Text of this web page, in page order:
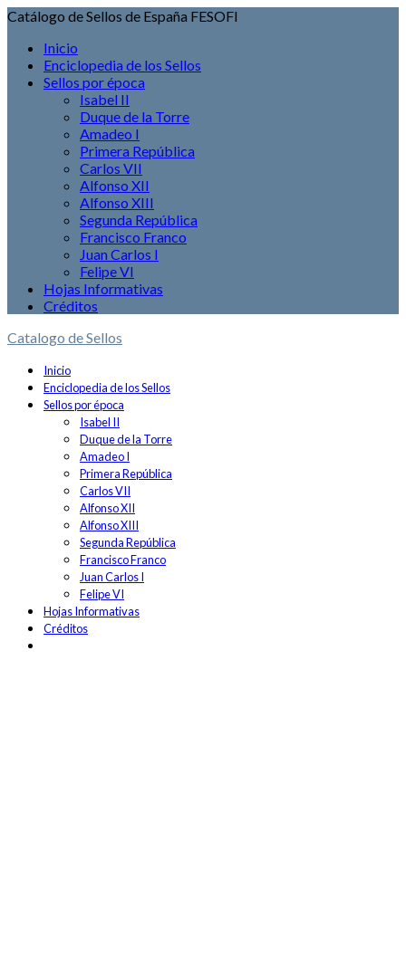
Catálogo de Sellos de España FESOFI
Inicio
Enciclopedia de los Sellos
Sellos por época
Isabel II
Duque de la Torre
Amadeo I
Primera República
Carlos VII
Alfonso XII
Alfonso XIII
Segunda República
Francisco Franco
Juan Carlos I
Felipe VI
Hojas Informativas
Créditos
Catalogo de Sellos
Inicio
Enciclopedia de los Sellos
Sellos por época
Isabel II
Duque de la Torre
Amadeo I
Primera República
Carlos VII
Alfonso XII
Alfonso XIII
Segunda República
Francisco Franco
Juan Carlos I
Felipe VI
Hojas Informativas
Créditos